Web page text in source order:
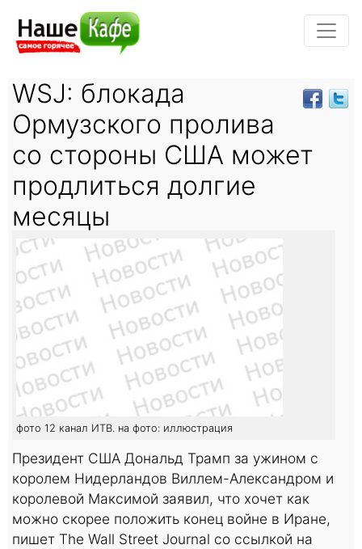
WSJ: блокада
Ормузского пролива
со стороны США может
продлиться долгие
месяцы
фото 12 канал ИТВ. на фото: иллюстрация
Президент США Дональд Трамп за ужином с
королем Нидерландов Виллем-Александром и
королевой Максимой заявил, что хочет как
можно скорее положить конец войне в Иране,
пишет The Wall Street Journal со ссылкой на